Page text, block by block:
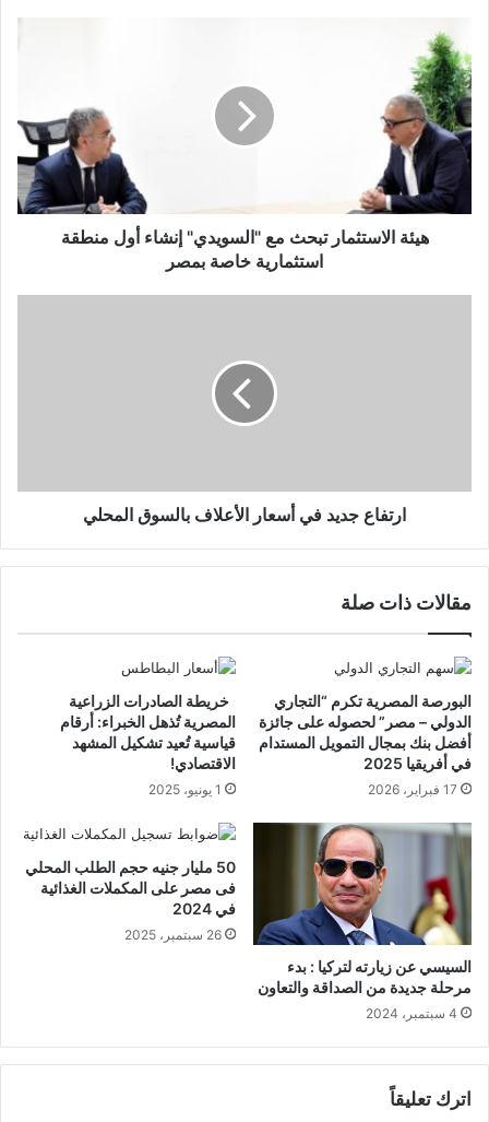
هيئة الاستثمار تبحث مع "السويدي" إنشاء أول منطقة
استثمارية خاصة بمصر
ارتفاع جديد في أسعار الأعلاف بالسوق المحلي
مقالات ذات صلة
البورصة المصرية تكرم “التجاري
الدولي – مصر” لحصوله على جائزة
أفضل بنك بمجال التمويل المستدام
في أفريقيا 2025
17 فبراير، 2026
خريطة الصادرات الزراعية
المصرية تُذهل الخبراء: أرقام
قياسية تُعيد تشكيل المشهد
الاقتصادي!
1 يونيو، 2025
السيسي عن زيارته لتركيا : بدء
مرحلة جديدة من الصداقة والتعاون
4 سبتمبر، 2024
50 مليار جنيه حجم الطلب المحلي
فى مصر على المكملات الغذائية
في 2024
26 سبتمبر، 2025
اترك تعليقاً